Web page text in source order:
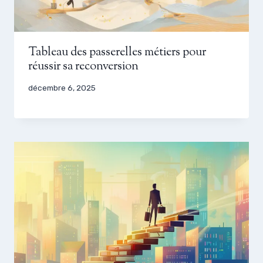
Tableau des passerelles métiers pour
réussir sa reconversion
décembre 6, 2025